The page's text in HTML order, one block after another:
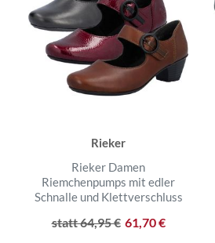
Rieker
Rieker Damen
Riemchenpumps mit edler
Schnalle und Klettverschluss
statt 64,95 € 61,70 €